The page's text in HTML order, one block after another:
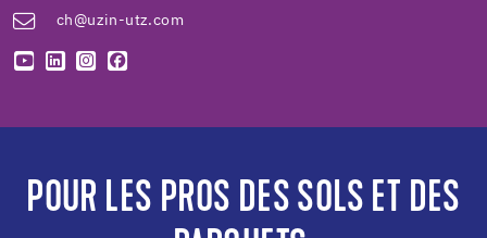
ch@uzin-utz.com
POUR LES PROS DES SOLS ET DES